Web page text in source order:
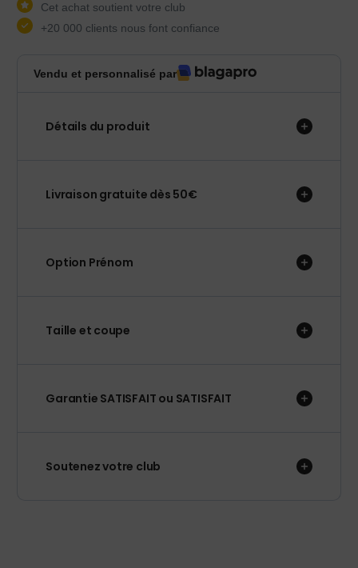
Cet achat soutient votre club
+20 000 clients nous font confiance
Vendu et personnalisé par
Détails du produit
Livraison gratuite dès 50€
Option Prénom
Taille et coupe
Garantie SATISFAIT ou SATISFAIT
Soutenez votre club